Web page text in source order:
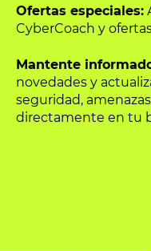
Ofertas especiales:
CyberCoach y
Mantente
novedades y
seguridad,
directamente en tu